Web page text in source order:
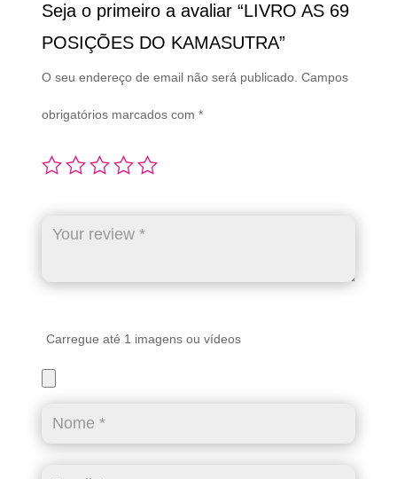
Seja o primeiro a avaliar “LIVRO AS 69
POSIÇÕES DO KAMASUTRA”
O seu endereço de email não será publicado. Campos
obrigatórios marcados com *
Carregue até 1 imagens ou vídeos